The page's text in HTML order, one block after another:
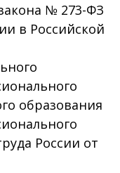
№ 273-ФЗ
в Российской
образования
России от